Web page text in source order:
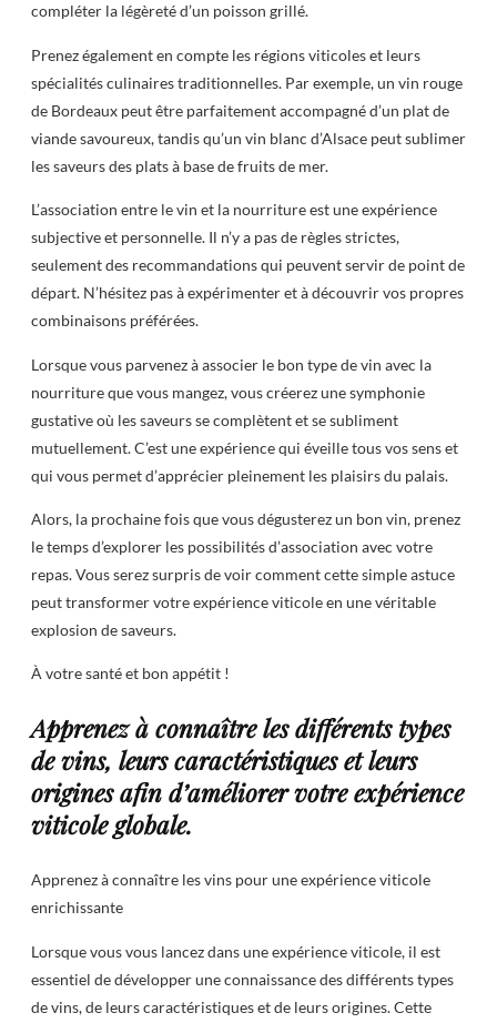
compléter la légèreté d’un poisson grillé.
Prenez également en compte les régions viticoles et leurs
spécialités culinaires traditionnelles. Par exemple, un vin rouge
de Bordeaux peut être parfaitement accompagné d’un plat de
viande savoureux, tandis qu’un vin blanc d’Alsace peut sublimer
les saveurs des plats à base de fruits de mer.
L’association entre le vin et la nourriture est une expérience
subjective et personnelle. Il n’y a pas de règles strictes,
seulement des recommandations qui peuvent servir de point de
départ. N’hésitez pas à expérimenter et à découvrir vos propres
combinaisons préférées.
Lorsque vous parvenez à associer le bon type de vin avec la
nourriture que vous mangez, vous créerez une symphonie
gustative où les saveurs se complètent et se subliment
mutuellement. C’est une expérience qui éveille tous vos sens et
qui vous permet d’apprécier pleinement les plaisirs du palais.
Alors, la prochaine fois que vous dégusterez un bon vin, prenez
le temps d’explorer les possibilités d’association avec votre
repas. Vous serez surpris de voir comment cette simple astuce
peut transformer votre expérience viticole en une véritable
explosion de saveurs.
À votre santé et bon appétit !
Apprenez à connaître les différents types
de vins, leurs caractéristiques et leurs
origines afin d’améliorer votre expérience
viticole globale.
Apprenez à connaître les vins pour une expérience viticole
enrichissante
Lorsque vous vous lancez dans une expérience viticole, il est
essentiel de développer une connaissance des différents types
de vins, de leurs caractéristiques et de leurs origines. Cette